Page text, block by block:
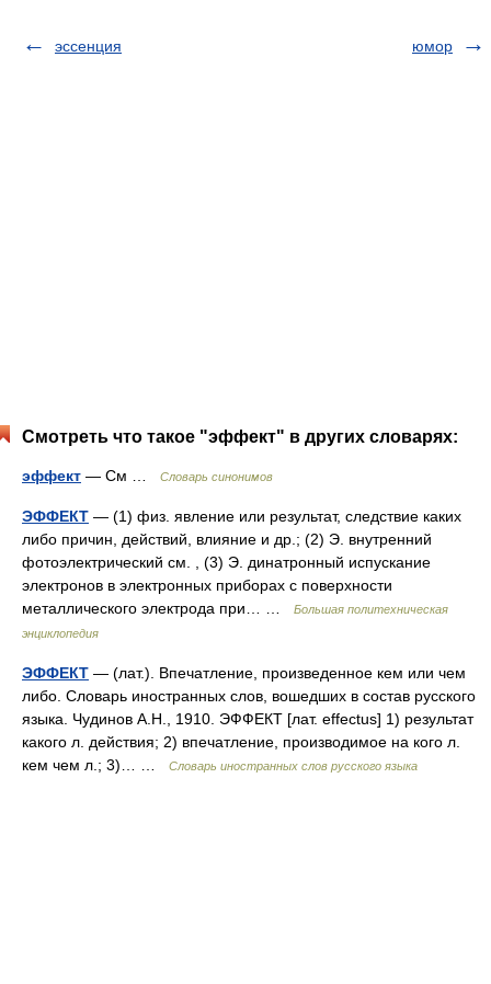
эссенция юмор
Смотреть что такое "эффект" в других словарях:
эффект — См … Словарь синонимов
ЭФФЕКТ — (1) физ. явление или результат, следствие каких
либо причин, действий, влияние и др.; (2) Э. внутренний
фотоэлектрический см. , (3) Э. динатронный испускание
электронов в электронных приборах с поверхности
металлического электрода при… …
Большая политехническая
энциклопедия
ЭФФЕКТ — (лат.). Впечатление, произведенное кем или чем
либо. Словарь иностранных слов, вошедших в состав русского
языка. Чудинов А.Н., 1910. ЭФФЕКТ [лат. effectus] 1) результат
какого л. действия; 2) впечатление, производимое на кого л.
кем чем л.; 3)… …
Словарь иностранных слов русского языка